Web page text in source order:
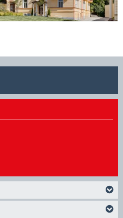
dieses Angebot buchen